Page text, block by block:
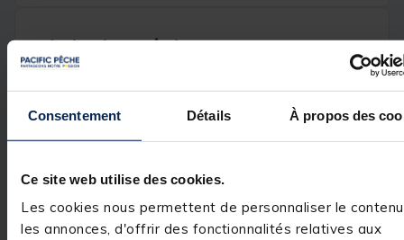
Consentement Détails À propos des
Ce site web utilise des cookies.
Les cookies nous permettent de personnaliser le
les annonces, d'offrir des fonctionnalités relatives aux
Avis des pêcheurs
4
/5
Basé sur1 avis soumis à un
Voir tous les avis sur ce site
Avis vérifié
parfait
Utile(0) Signaler